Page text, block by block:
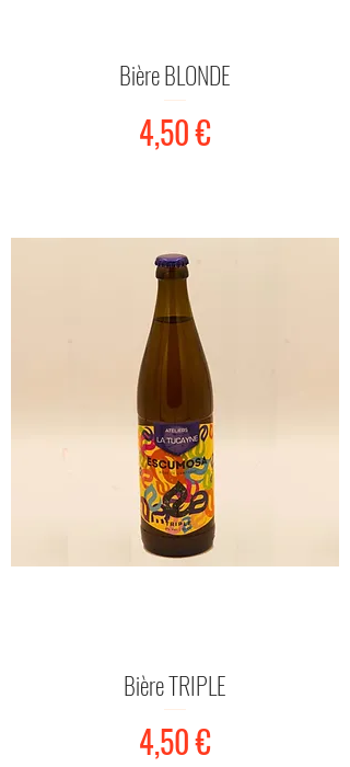
Bière BLONDE
Prix
4,50 €
Bière TRIPLE
Prix
4,50 €